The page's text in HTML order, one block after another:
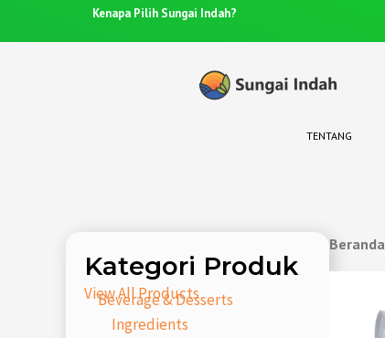
Anda punya pertanyaan? Hubungi 0812-8367-4910
TENTANG
Kategori Produk
View All Products
Beverage & Desserts
Ingredients
Beranda